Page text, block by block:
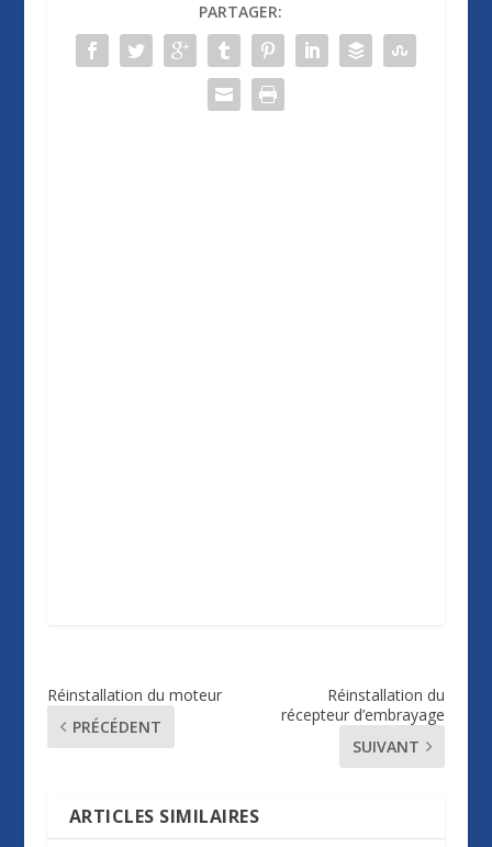
PARTAGER:
Réinstallation du moteur
PRÉCÉDENT
Réinstallation du
récepteur d’embrayage
SUIVANT
ARTICLES SIMILAIRES